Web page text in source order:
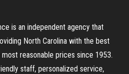
is an independent agency that
North Carolina with the best
reasonable prices since 1953.
staff, personalized service,